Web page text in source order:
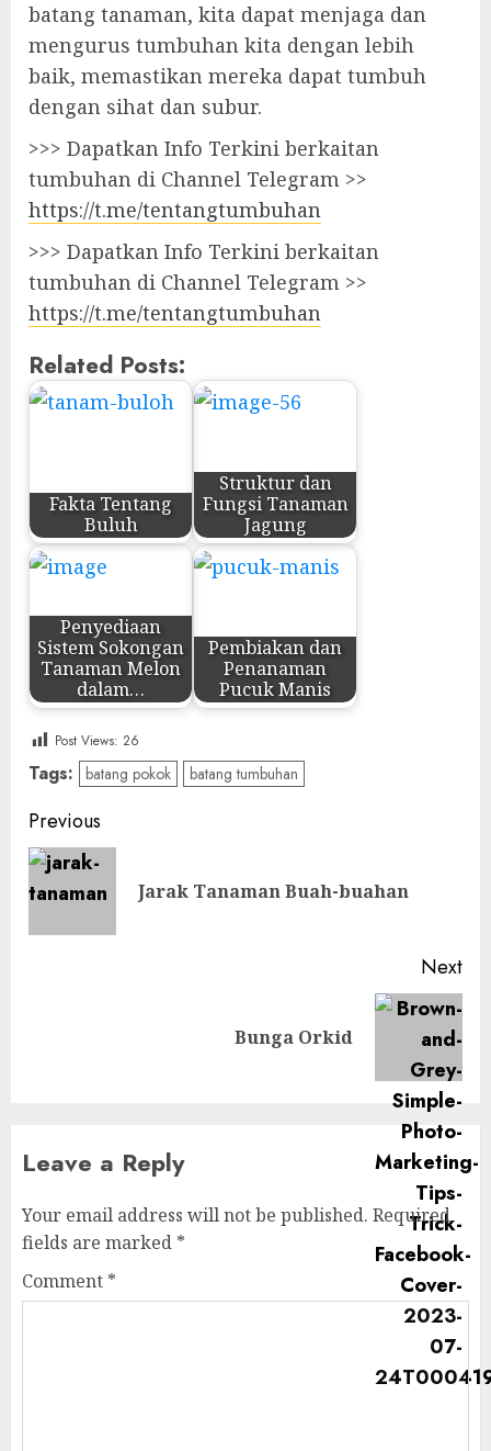
batang tanaman, kita dapat menjaga dan
mengurus tumbuhan kita dengan lebih
baik, memastikan mereka dapat tumbuh
dengan sihat dan subur.
>>> Dapatkan Info Terkini berkaitan
tumbuhan di Channel Telegram >>
https://t.me/tentangtumbuhan
>>> Dapatkan Info Terkini berkaitan
tumbuhan di Channel Telegram >>
https://t.me/tentangtumbuhan
Related Posts:
Fakta Tentang
Buluh
Struktur dan
Fungsi Tanaman
Jagung
Penyediaan
Sistem Sokongan
Tanaman Melon
dalam…
Pembiakan dan
Penanaman
Pucuk Manis
Post Views: 26
Tags: batang pokok batang tumbuhan
Post
navigation
Previous
Jarak Tanaman Buah-buahan
Next
Bunga Orkid
Leave a Reply
Your email address will not be published. Required
fields are marked *
Comment *